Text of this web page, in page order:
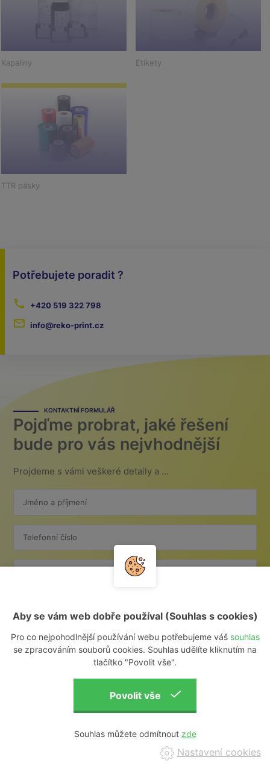
Kapaliny Etikety
TTR pásky
Potřebujete poradit ?
+420 519 322 798
info@reko-print.cz
KONTAKTNÍ FORMULÁŘ
Pojďme probrat, jaké řešení
bude pro vás nejvhodnější
Projdeme s vámi veškeré detaily a ...
Jméno a příjmení
Telefonní číslo
O VAŠE DATA JE U NÁS POSTARÁNO.
Aby se vám web dobře používal (Souhlas s cookies)
Pro co nejpohodlnější používání webu potřebujeme váš souhlas
se zpracováním souborů cookies. Souhlas udělíte kliknutím na
tlačítko "Povolit vše".
Souhlas můžete odmítnout
Nastavení cookies